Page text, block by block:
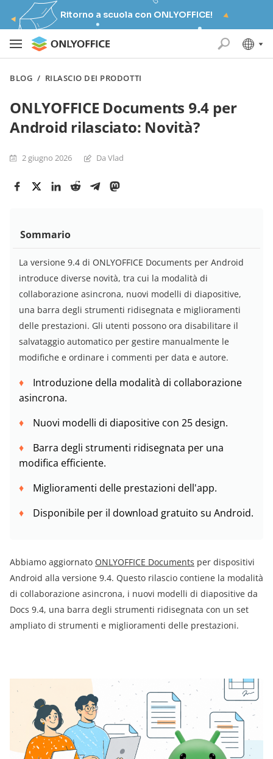
Ritorno a scuola con ONLYOFFICE!
BLOG / RILASCIO DEI PRODOTTI
ONLYOFFICE Documents 9.4 per
Android rilasciato: Novità?
2 giugno 2026 Da Vlad
Sommario
La versione 9.4 di ONLYOFFICE Documents per Android
introduce diverse novità, tra cui la modalità di
collaborazione asincrona, nuovi modelli di diapositive,
una barra degli strumenti ridisegnata e miglioramenti
delle prestazioni. Gli utenti possono ora disabilitare il
salvataggio automatico per gestire manualmente le
modifiche e ordinare i commenti per data e autore.
Introduzione della modalità di collaborazione
asincrona.
Nuovi modelli di diapositive con 25 design.
Barra degli strumenti ridisegnata per una
modifica efficiente.
Miglioramenti delle prestazioni dell'app.
Disponibile per il download gratuito su Android.
Abbiamo aggiornato ONLYOFFICE Documents per dispositivi
Android alla versione 9.4. Questo rilascio contiene la modalità
di collaborazione asincrona, i nuovi modelli di diapositive da
Docs 9.4, una barra degli strumenti ridisegnata con un set
ampliato di strumenti e miglioramenti delle prestazioni.